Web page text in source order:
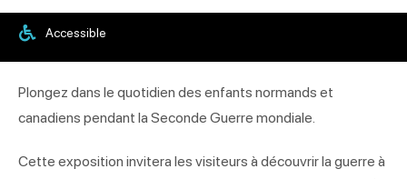
Accessible
Plongez dans le quotidien des enfants normands et
canadiens pendant la Seconde Guerre mondiale.
Cette exposition invitera les visiteurs à découvrir la guerre à